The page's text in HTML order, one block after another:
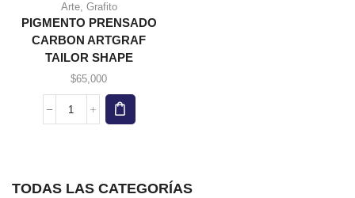
Arte, Grafito
PIGMENTO PRENSADO
CARBON ARTGRAF
TAILOR SHAPE
$65,000
PIGMENTO
SHAPE
Este
producto
tiene
múltiples
variantes.
Las
opciones
se
de
TODAS LAS CATEGORÍAS